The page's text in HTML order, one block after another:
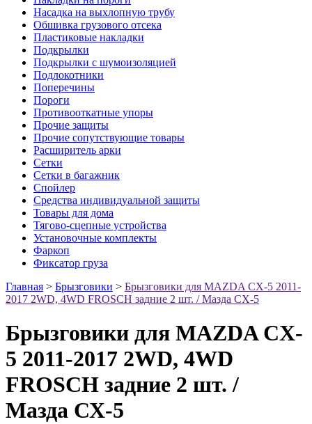
Насадка на выхлопную трубу
Обшивка грузового отсека
Пластиковые накладки
Подкрылки
Подкрылки с шумоизоляцией
Подлокотники
Поперечины
Пороги
Противооткатные упоры
Прочие защиты
Прочие сопутствующие товары
Расширитель арки
Сетки
Сетки в багажник
Спойлер
Средства индивидуальной защиты
Товары для дома
Тягово-сцепные устройства
Установочные комплекты
Фаркоп
Фиксатор груза
Главная > Брызговики > Брызговики для MAZDA CX-5 2011-
2017 2WD, 4WD FROSCH задние 2 шт. / Мазда СХ-5
Брызговики для MAZDA CX-
5 2011-2017 2WD, 4WD
FROSCH задние 2 шт. /
Мазда СХ-5